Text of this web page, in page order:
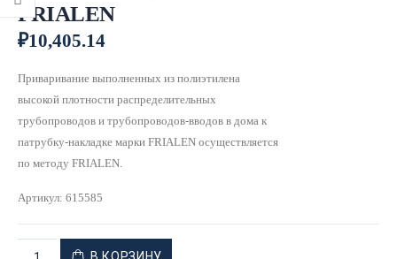
FRIALEN
₽10,405.14
Приваривание выполненных из полиэтилена
высокой плотности распределительных
трубопроводов и трубопроводов-вводов в дома к
патрубку-накладке марки FRIALEN осуществляется
по методу FRIALEN.
Артикул: 615585